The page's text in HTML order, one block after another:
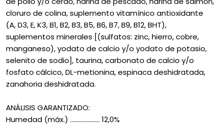
cloruro de colina, suplemento vitamínico antioxidante
(A, D3, E, K3, B1, B2, B3, B5, B6, B7, B9, B12, BHT),
suplementos minerales [(sulfatos: zinc, hierro, cobre,
manganeso), yodato de calcio y/o yodato de potasio,
selenito de sodio], taurina, carbonato de calcio y/o
fosfato cálcico, DL-metionina, espinaca deshidratada,
zanahoria deshidratada.
ANÁLISIS GARANTIZADO:
Humedad (máx.) .................... 12,0%